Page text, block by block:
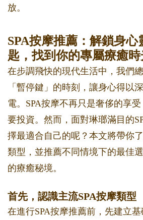
放。
SPA按摩推薦：解鎖身心
匙，找到你的專屬療癒時
在步調飛快的現代生活中，我們
「暫停鍵」的時刻，讓身心得以
電。SPA按摩不再只是奢侈的享
要投資。然而，面對琳瑯滿目的
擇最適合自己的呢？本文將帶你
類型，並推薦不同情境下的最佳
的療癒秘境。
首先，認識主流SPA按摩類型
在進行SPA按摩推薦前，先建立